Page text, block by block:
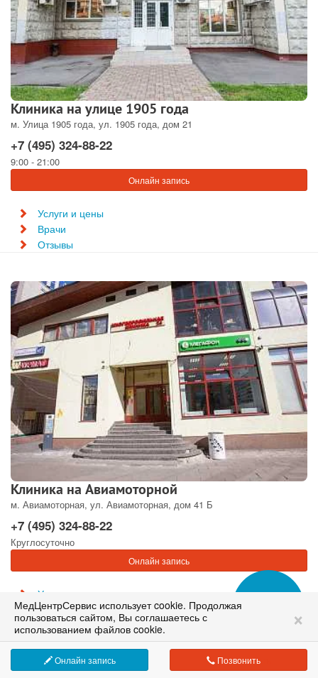
Сеть медицинских клиник в Москве
работаем с 1995 года
Клиника на улице 1905 года
м. Улица 1905 года, ул. 1905 года, дом 21
+7 (495) 324-88-22
9:00 - 21:00
Онлайн запись
Услуги и цены
Врачи
Отзывы
Клиника на Авиамоторной
м. Авиамоторная, ул. Авиамоторная, дом 41 Б
+7 (495) 324-88-22
Круглосуточно
Онлайн запись
Услуги и цены
Врачи
Отзывы
МедЦентрСервис использует cookie. Продолжая
пользоваться сайтом, Вы соглашаетесь с
использованием файлов cookie.
×
Онлайн запись Позвонить